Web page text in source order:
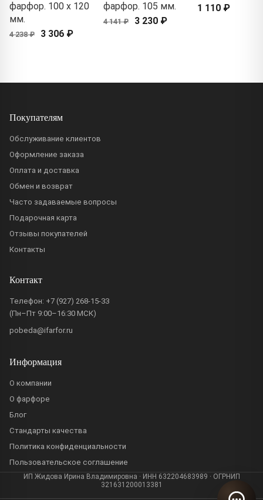
фарфор. 100 x 120
мм.
4 238 ₽ 3 306 ₽
фарфор. 105 мм.
4 141 ₽ 3 230 ₽
1 110 ₽
Покупателям
Обслуживание клиентов
Оформление заказа
Оплата и доставка
Обмен и возврат
Часто задаваемые вопросы
Подарочная карта
Отзывы покупателей
Контакты
Контакт
Телефон: +7 (927) 268-15-33
(Пн–Пт 9:00–16:30 МСК)
pobeda@ifarfor.ru
Информация
О компании
О фарфоре
Блог
Стандарты качества
Политика конфиденциальности
Пользовательское соглашение
ИП Жидова Ирина Владимировна · ИНН 632204683989 · ОГРНИП
321631200013381